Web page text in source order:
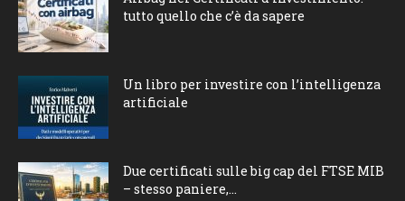
tutto quello che c’è da sapere
Un libro per investire con l’intelligenza
artificiale
Due certificati sulle big cap del FTSE MIB
– stesso paniere,...